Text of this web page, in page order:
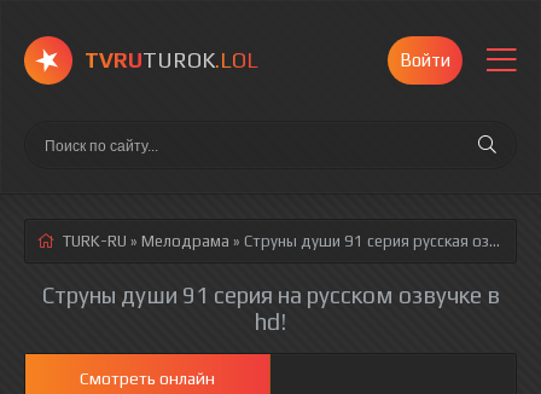
TVRUTUROK.LOL Войти
TURK-RU » Мелодрама » Струны души 91 серия русская озвучка полностью смотреть онлайн!
Струны души 91 серия на русском озвучке в
hd!
Смотреть онлайн